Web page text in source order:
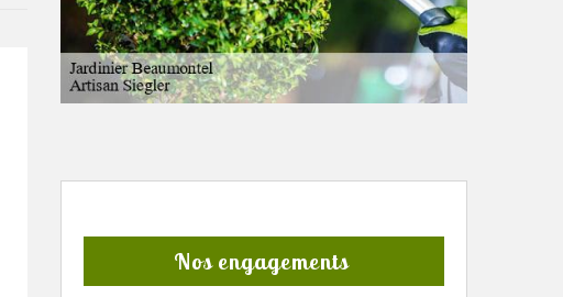
Nos engagements